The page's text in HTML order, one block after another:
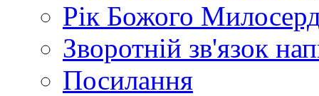
Рік Божого
Зворотній зв'язок
Посилання